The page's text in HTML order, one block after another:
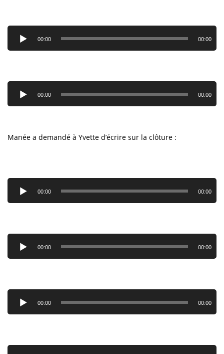
Lecteur
audio
00:00 00:00
Lecteur
audio
00:00 00:00
Manée a demandé à Yvette d’écrire sur la clôture :
Lecteur
audio
00:00 00:00
Lecteur
audio
00:00 00:00
Lecteur
audio
00:00 00:00
Lecteur